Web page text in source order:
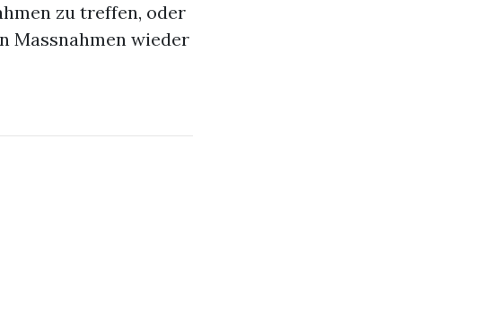
zu treffen, oder
Massnahmen wieder